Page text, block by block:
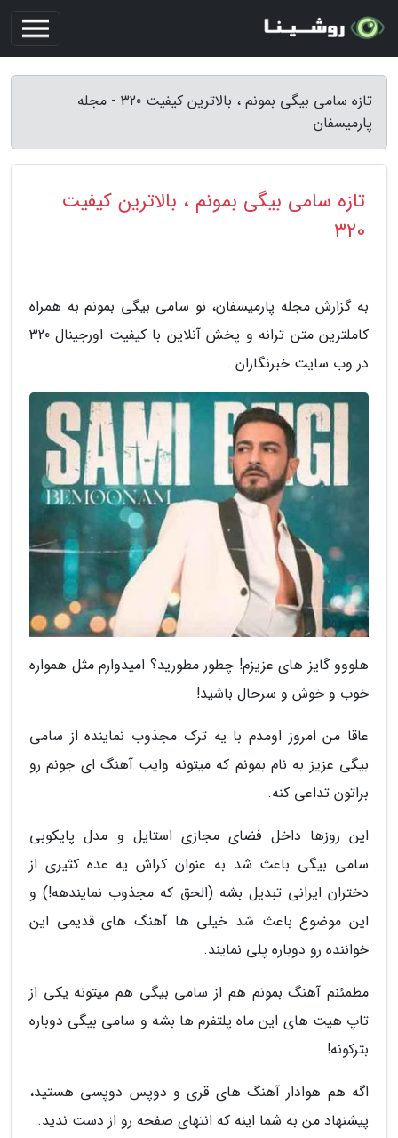
تازه سامی بیگی بمونم ، بالاترین کیفیت 320 - مجله
پارمیسفان
تازه سامی بیگی بمونم ، بالاترین کیفیت
320
به گزارش مجله پارمیسفان، نو سامی بیگی بمونم به همراه
کاملترین متن ترانه و پخش آنلاین با کیفیت اورجینال 320
در وب سایت خبرنگاران .
هلووو گایز های عزیزم! چطور مطورید؟ امیدوارم مثل همواره
خوب و خوش و سرحال باشید!
عاقا من امروز اومدم با یه ترک مجذوب نماینده از سامی
بیگی عزیز به نام بمونم که میتونه وایب آهنگ ای جونم رو
براتون تداعی کنه.
این روزها داخل فضای مجازی استایل و مدل پایکوبی
سامی بیگی باعث شد به عنوان کراش یه عده کثیری از
دختران ایرانی تبدیل بشه (الحق که مجذوب نمایندهه!) و
این موضوع باعث شد خیلی ها آهنگ های قدیمی این
خواننده رو دوباره پلی نمایند.
مطمئنم آهنگ بمونم هم از سامی بیگی هم میتونه یکی از
تاپ هیت های این ماه پلتفرم ها بشه و سامی بیگی دوباره
بترکونه!
اگه هم هوادار آهنگ های قری و دوپس دوپسی هستید،
پیشنهاد من به شما اینه که انتهای صفحه رو از دست ندید.